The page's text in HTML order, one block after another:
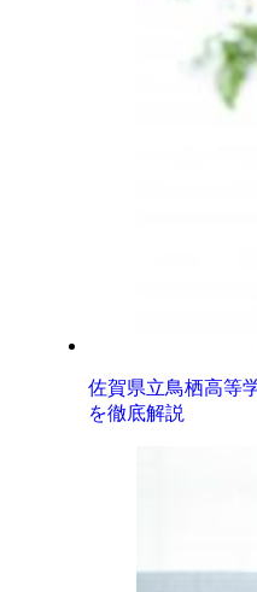
佐賀県立鳥栖高等
を徹底解説